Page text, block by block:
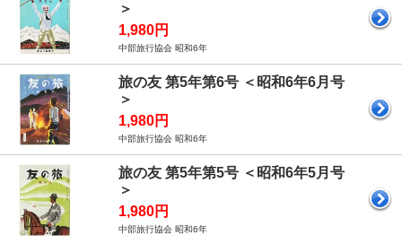
＞
1,980円
中部旅行協会 昭和6年
旅の友 第5年第6号 ＜昭和6年6月号
＞
1,980円
中部旅行協会 昭和6年
旅の友 第5年第5号 ＜昭和6年5月号
＞
1,980円
中部旅行協会 昭和6年